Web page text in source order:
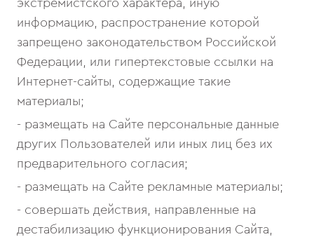
экстремистского характера, иную
информацию, распространение которой
запрещено законодательством Российской
Федерации, или гипертекстовые ссылки на
Интернет-сайты, содержащие такие
материалы;
- размещать на Сайте персональные данные
других Пользователей или иных лиц без их
предварительного согласия;
- размещать на Сайте рекламные материалы;
- совершать действия, направленные на
дестабилизацию функционирования Сайта,